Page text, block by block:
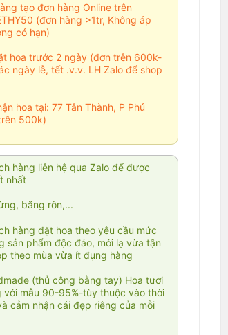
tạo đơn hàng Online trên
(đơn hàng >1tr, Không áp
có hạn)
hoa trước 2 ngày (đơn trên 600k-
ngày lễ, tết .v.v. LH Zalo để shop
hoa tại: 77 Tân Thành, P Phú
500k)
hàng liên hệ qua Zalo để được
nhất
băng rôn,...
hàng đặt hoa theo yêu cầu mức
sản phẩm độc đáo, mới lạ vừa tận
theo mùa vừa ít đụng hàng
(thủ công bằng tay) Hoa tươi
mẫu 90-95%-tùy thuộc vào thời
cảm nhận cái đẹp riêng của mỗi